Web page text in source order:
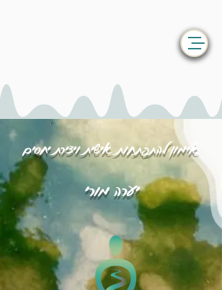
אימון להתפתחות אישית ויצירת יחסים
יערה מורי